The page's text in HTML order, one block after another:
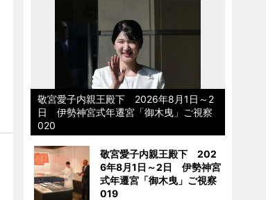
敬宮愛子内親王殿下 2026年8月1日～2
日 伊勢神宮式年遷宮「御木曳」ご視察
020
敬宮愛子内親王殿下 202
6年8月1日～2日 伊勢神宮
式年遷宮「御木曳」ご視察
019